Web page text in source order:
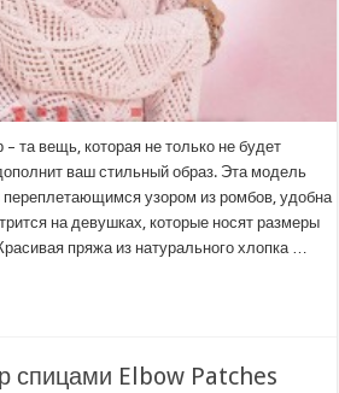
та вещь, которая не только не будет
ваш стильный образ. Эта модель
переплетающимся узором из ромбов, удобна
на девушках, которые носят размеры
пряжа из натурального хлопка …
спицами Elbow Patches